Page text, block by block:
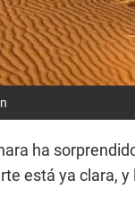
ha
está ya clara,